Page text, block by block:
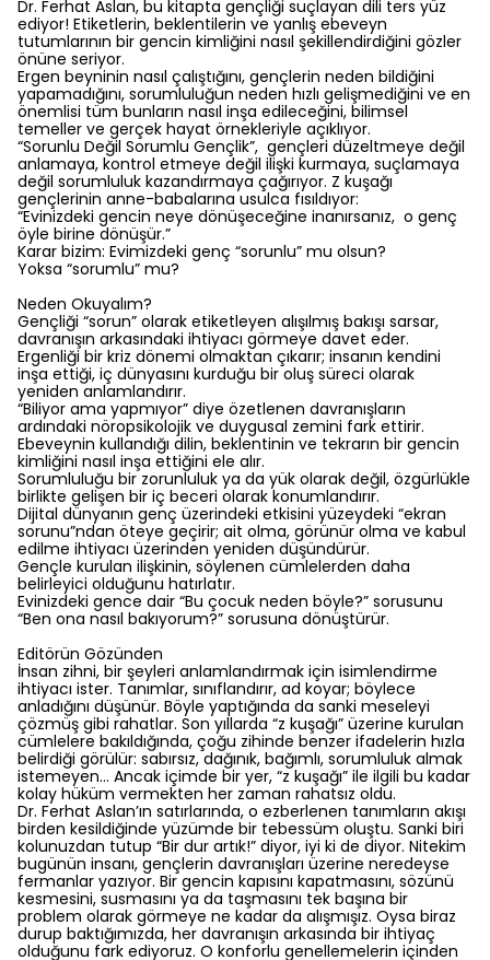
Dr. Ferhat Aslan, bu kitapta gençliği suçlayan dili ters yüz
ediyor! Etiketlerin, beklentilerin ve yanlış ebeveyn
tutumlarının bir gencin kimliğini nasıl şekillendirdiğini gözler
önüne seriyor.
Ergen beyninin nasıl çalıştığını, gençlerin neden bildiğini
yapamadığını, sorumluluğun neden hızlı gelişmediğini ve en
önemlisi tüm bunların nasıl inşa edileceğini, bilimsel
temeller ve gerçek hayat örnekleriyle açıklıyor.
“Sorunlu Değil Sorumlu Gençlik”, gençleri düzeltmeye değil
anlamaya, kontrol etmeye değil ilişki kurmaya, suçlamaya
değil sorumluluk kazandırmaya çağırıyor. Z kuşağı
gençlerinin anne-babalarına usulca fısıldıyor:
“Evinizdeki gencin neye dönüşeceğine inanırsanız, o genç
öyle birine dönüşür.”
Karar bizim: Evimizdeki genç “sorunlu” mu olsun?
Yoksa “sorumlu” mu?
Neden Okuyalım?
Gençliği “sorun” olarak etiketleyen alışılmış bakışı sarsar,
davranışın arkasındaki ihtiyacı görmeye davet eder.
Ergenliği bir kriz dönemi olmaktan çıkarır; insanın kendini
inşa ettiği, iç dünyasını kurduğu bir oluş süreci olarak
yeniden anlamlandırır.
“Biliyor ama yapmıyor” diye özetlenen davranışların
ardındaki nöropsikolojik ve duygusal zemini fark ettirir.
Ebeveynin kullandığı dilin, beklentinin ve tekrarın bir gencin
kimliğini nasıl inşa ettiğini ele alır.
Sorumluluğu bir zorunluluk ya da yük olarak değil, özgürlükle
birlikte gelişen bir iç beceri olarak konumlandırır.
Dijital dünyanın genç üzerindeki etkisini yüzeydeki “ekran
sorunu”ndan öteye geçirir; ait olma, görünür olma ve kabul
edilme ihtiyacı üzerinden yeniden düşündürür.
Gençle kurulan ilişkinin, söylenen cümlelerden daha
belirleyici olduğunu hatırlatır.
Evinizdeki gence dair “Bu çocuk neden böyle?” sorusunu
“Ben ona nasıl bakıyorum?” sorusuna dönüştürür.
Editörün Gözünden
İnsan zihni, bir şeyleri anlamlandırmak için isimlendirme
ihtiyacı ister. Tanımlar, sınıflandırır, ad koyar; böylece
anladığını düşünür. Böyle yaptığında da sanki meseleyi
çözmüş gibi rahatlar. Son yıllarda “z kuşağı” üzerine kurulan
cümlelere bakıldığında, çoğu zihinde benzer ifadelerin hızla
belirdiği görülür: sabırsız, dağınık, bağımlı, sorumluluk almak
istemeyen… Ancak içimde bir yer, “z kuşağı” ile ilgili bu kadar
kolay hüküm vermekten her zaman rahatsız oldu.
Dr. Ferhat Aslan’ın satırlarında, o ezberlenen tanımların akışı
birden kesildiğinde yüzümde bir tebessüm oluştu. Sanki biri
kolunuzdan tutup “Bir dur artık!” diyor, iyi ki de diyor. Nitekim
bugünün insanı, gençlerin davranışları üzerine neredeyse
fermanlar yazıyor. Bir gencin kapısını kapatmasını, sözünü
kesmesini, susmasını ya da taşmasını tek başına bir
problem olarak görmeye ne kadar da alışmışız. Oysa biraz
durup baktığımızda, her davranışın arkasında bir ihtiyaç
olduğunu fark ediyoruz. O konforlu genellemelerin içinden